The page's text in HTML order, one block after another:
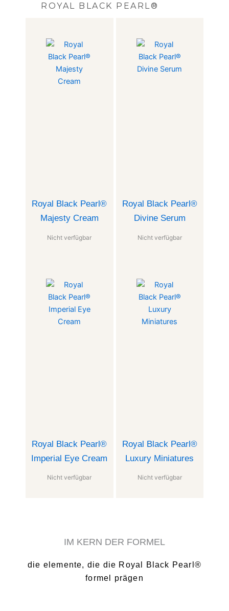
ROYAL BLACK PEARL®
Royal Black Pearl®
Majesty Cream
Nicht verfügbar
Royal Black Pearl®
Divine Serum
Nicht verfügbar
Royal Black Pearl®
Imperial Eye Cream
Nicht verfügbar
Royal Black Pearl®
Luxury Miniatures
Nicht verfügbar
IM KERN DER FORMEL
die elemente, die die Royal Black Pearl®
formel prägen